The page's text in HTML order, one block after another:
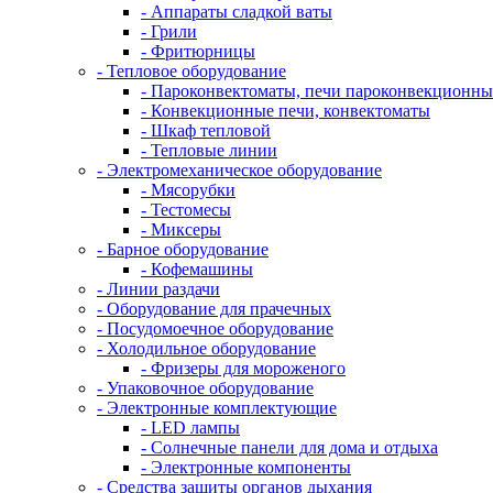
- Аппараты сладкой ваты
- Грили
- Фритюрницы
- Тепловое оборудование
- Пароконвектоматы, печи
- Конвекционные печи, конвектоматы
- Шкаф тепловой
- Тепловые линии
- Электромеханическое оборудование
- Мясорубки
- Тестомесы
- Миксеры
- Барное оборудование
- Кофемашины
- Линии раздачи
- Оборудование для прачечных
- Посудомоечное оборудование
- Холодильное оборудование
- Фризеры для мороженого
- Упаковочное оборудование
- Электронные комплектующие
- LED лампы
- Солнечные панели для дома и отдыха
- Электронные компоненты
- Средства защиты органов дыхания